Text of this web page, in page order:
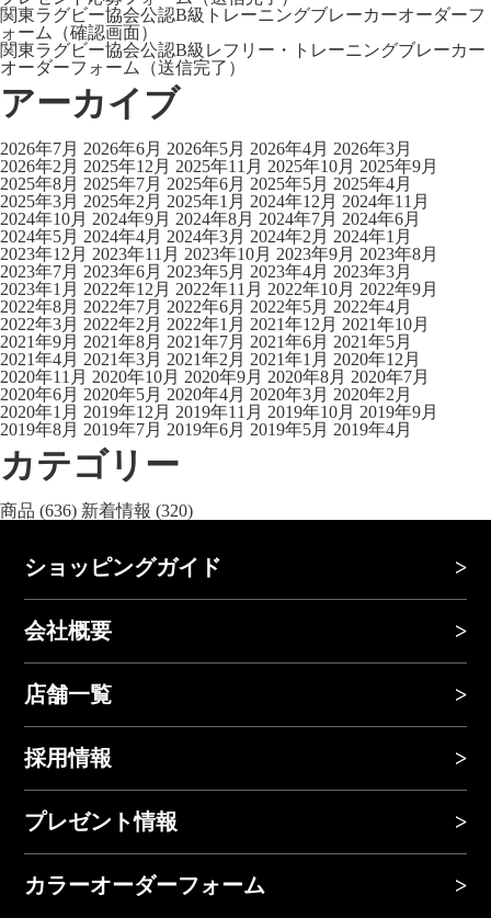
関東ラグビー協会公認B級トレーニングブレーカーオーダーフ
ォーム（確認画面）
関東ラグビー協会公認B級レフリー・トレーニングブレーカー
オーダーフォーム（送信完了）
アーカイブ
2026年7月 2026年6月 2026年5月 2026年4月 2026年3月
2026年2月 2025年12月 2025年11月 2025年10月 2025年9月
2025年8月 2025年7月 2025年6月 2025年5月 2025年4月
2025年3月 2025年2月 2025年1月 2024年12月 2024年11月
2024年10月 2024年9月 2024年8月 2024年7月 2024年6月
2024年5月 2024年4月 2024年3月 2024年2月 2024年1月
2023年12月 2023年11月 2023年10月 2023年9月 2023年8月
2023年7月 2023年6月 2023年5月 2023年4月 2023年3月
2023年1月 2022年12月 2022年11月 2022年10月 2022年9月
2022年8月 2022年7月 2022年6月 2022年5月 2022年4月
2022年3月 2022年2月 2022年1月 2021年12月 2021年10月
2021年9月 2021年8月 2021年7月 2021年6月 2021年5月
2021年4月 2021年3月 2021年2月 2021年1月 2020年12月
2020年11月 2020年10月 2020年9月 2020年8月 2020年7月
2020年6月 2020年5月 2020年4月 2020年3月 2020年2月
2020年1月 2019年12月 2019年11月 2019年10月 2019年9月
2019年8月 2019年7月 2019年6月 2019年5月 2019年4月
カテゴリー
商品 (636) 新着情報 (320)
ショッピングガイド
会社概要
店舗一覧
採用情報
プレゼント情報
カラーオーダーフォーム